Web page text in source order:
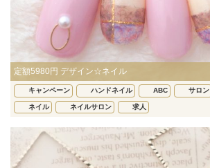
定額5980円 デザイン☆ネイル
キャンペーン ハンドネイル ABC サロン
ネイル ネイルサロン 求人